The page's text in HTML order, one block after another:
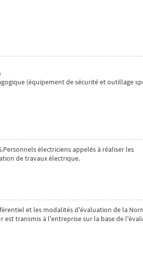
(équipement de sécurité et outillage
électriciens appelés à réaliser les
de travaux électrique.
et les modalités d'évaluation de la
transmis à l'entreprise sur la base de